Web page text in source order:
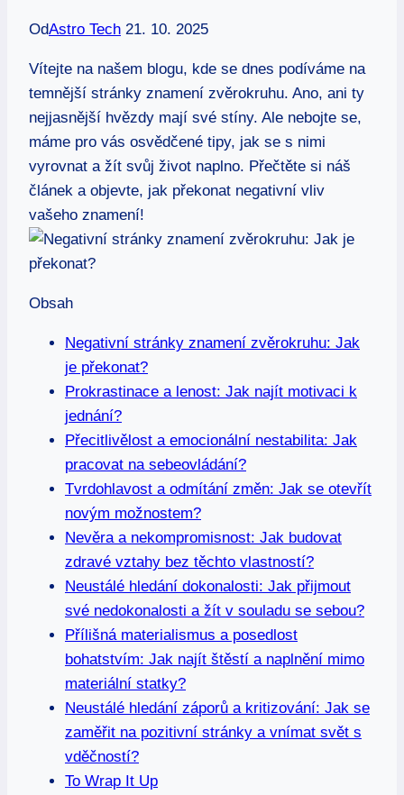
OdAstro Tech 21. 10. 2025
Vítejte na našem blogu, kde se dnes podíváme na
temnější stránky⁢ znamení zvěrokruhu. Ano, ani ty
nejjasnější hvězdy mají své stíny. Ale nebojte se,
máme pro vás osvědčené tipy, jak se s nimi
vyrovnat a žít svůj život naplno. Přečtěte si náš
článek a objevte, jak překonat negativní vliv
vašeho​ znamení!
Obsah
Negativní stránky ​znamení zvěrokruhu: Jak
je překonat?
Prokrastinace a lenost: Jak najít motivaci k
jednání?
Přecitlivělost a emocionální nestabilita: Jak
pracovat na sebeovládání?
Tvrdohlavost a odmítání změn: Jak se otevřít
novým možnostem?
Nevěra a nekompromisnost:⁤ Jak budovat
zdravé vztahy bez těchto vlastností?
Neustálé hledání dokonalosti: ⁤Jak přijmout
své nedokonalosti a žít v souladu se sebou?
Přílišná ‍materialismus a posedlost
bohatstvím: ​Jak⁢ najít ⁤štěstí a naplnění mimo
materiální statky?
Neustálé hledání záporů a ‍kritizování: Jak se
zaměřit na ​pozitivní stránky a vnímat⁣ svět s
vděčností?
To Wrap It Up